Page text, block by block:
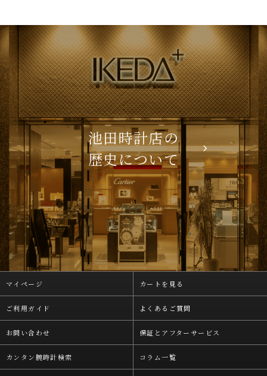
池田時計店の
歴史について
マイページ カートを見る
ご利用ガイド よくあるご質問
お問い合わせ 保証とアフターサービス
カンタン腕時計検索 コラム一覧